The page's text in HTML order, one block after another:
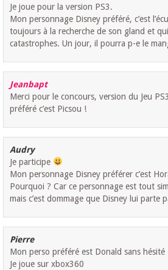
Je joue pour la version PS3.
Mon personnage Disney préféré, c’est
toujours à la recherche de son gland et
catastrophes. Un jour, il pourra p-e le
Jeanbapt
Merci pour le concours, version du Jeu
préféré c’est Picsou !
Audry
Je participe
Mon personnage Disney préférer c’est
Pourquoi ? Car ce personnage est tout
mais c’est dommage que Disney lui parte
Pierre
Mon perso préféré est Donald sans hésité
Je joue sur xbox360